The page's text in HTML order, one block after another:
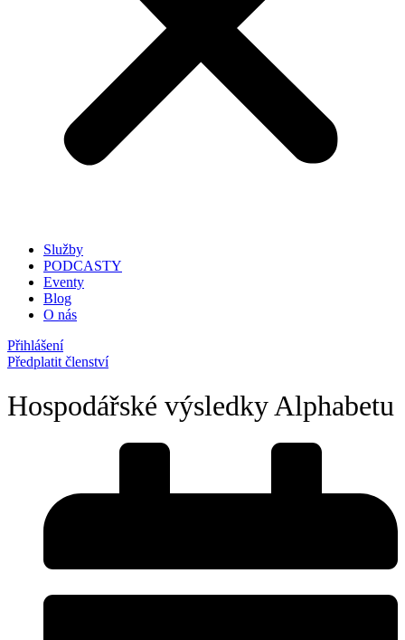
Služby
PODCASTY
Eventy
Blog
O nás
Přihlášení
Předplatit členství
Hospodářské výsledky Alphabetu